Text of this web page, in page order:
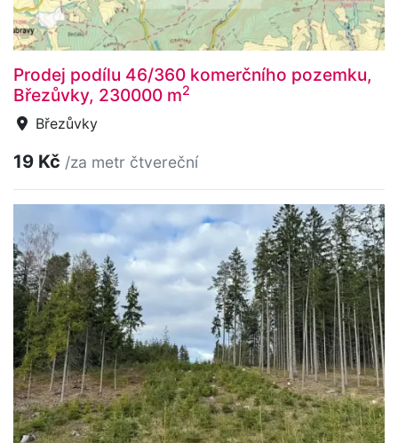
Prodej podílu 46/360 komerčního pozemku,
Březůvky, 230000 m2
Březůvky
19 Kč /za metr čtvereční